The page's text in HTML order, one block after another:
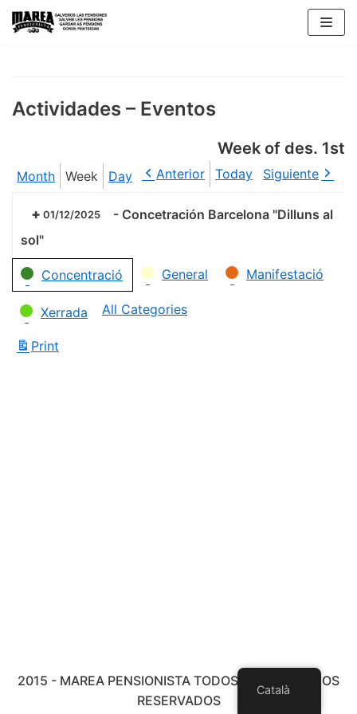
Skip
Actividades – Eventos
Week of des. 1st
Month Week Day Anterior Today Siguiente
01/12/2025 - Concetración Barcelona "Dilluns al
sol"
Categories
Concentració General Manifestació
Xerrada All Categories
Print
2015 - MAREA PENSIONISTA TODOS LOS DERECHOS
RESERVADOS
Català